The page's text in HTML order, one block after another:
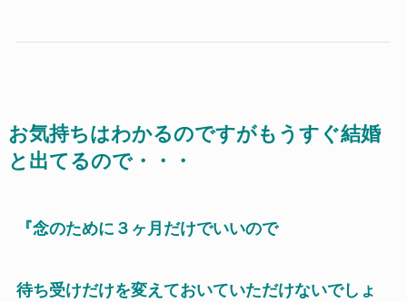
お気持ちはわかるのですがもうすぐ結婚
と出てるので・・・
『念のために３ヶ月だけでいいので
待ち受けだけを変えておいていただけないでしょ